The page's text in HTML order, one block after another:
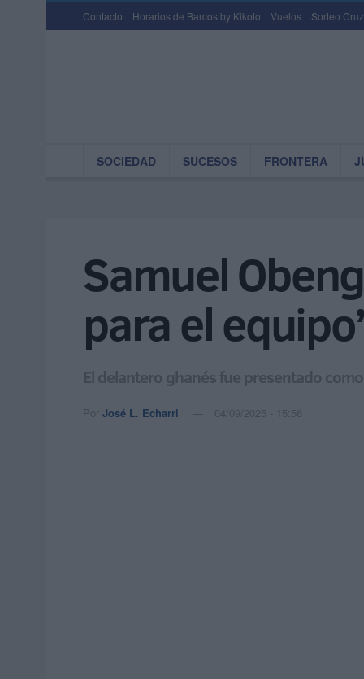
Contacto Horarios de Barcos by Kikoto Vuelos Sorteo
SOCIEDAD SUCESOS FRONTERA
Samuel
para el
El delantero ghanés fue presentado
Por José L. Echarri 04/09/2025 - 15:56